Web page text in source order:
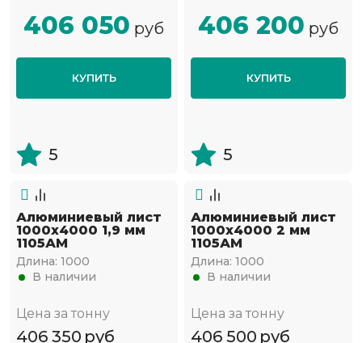
406 050 руб
КУПИТЬ
5
406 200 руб
КУПИТЬ
5
Алюминиевый лист
1000х4000 1,9 мм
1105АМ
Длина: 1000
В наличии
Цена за тонну
406 350 руб
Алюминиевый лист
1000х4000 2 мм
1105АМ
Длина: 1000
В наличии
Цена за тонну
406 500 руб